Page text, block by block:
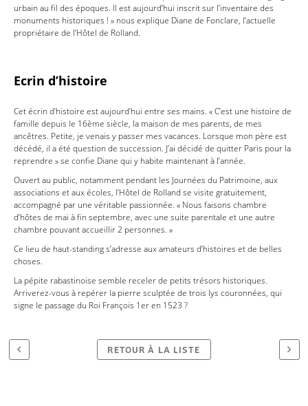
urbain au fil des époques. Il est aujourd’hui inscrit sur l’inventaire des
monuments historiques ! » nous explique Diane de Fonclare, l’actuelle
propriétaire de l’Hôtel de Rolland.
Ecrin d’histoire
Cet écrin d’histoire est aujourd’hui entre ses mains. « C’est une histoire de
famille depuis le 16ème siècle, la maison de mes parents, de mes
ancêtres. Petite, je venais y passer mes vacances. Lorsque mon père est
décédé, il a été question de succession. J’ai décidé de quitter Paris pour la
reprendre » se confie Diane qui y habite maintenant à l’année.
Ouvert au public, notamment pendant les Journées du Patrimoine, aux
associations et aux écoles, l’Hôtel de Rolland se visite gratuitement,
accompagné par une véritable passionnée. « Nous faisons chambre
d’hôtes de mai à fin septembre, avec une suite parentale et une autre
chambre pouvant accueillir 2 personnes. »
Ce lieu de haut-standing s’adresse aux amateurs d’histoires et de belles
choses.
La pépite rabastinoise semble receler de petits trésors historiques.
Arriverez-vous à repérer la pierre sculptée de trois lys couronnées, qui
signe le passage du Roi François 1er en 1523 ?
RETOUR À LA LISTE